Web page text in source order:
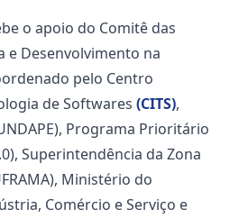
o apoio do Comitê das
e Desenvolvimento na
pelo Centro
de Softwares (CITS),
Programa Prioritário
Superintendência da Zona
Ministério do
Comércio e Serviço e